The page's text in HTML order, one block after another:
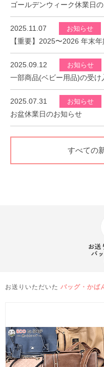
ゴールデンウィーク休業日
2025.11.07 お知らせ
【重要】2025〜2026 年末
2025.09.12 お知らせ
一部商品(ベビー用品)の受け
2025.07.31 お知らせ
お盆休業日のお知らせ
すべての
お送りいただいた バッグ・かば